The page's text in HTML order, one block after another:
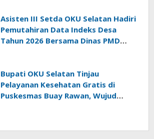
Asisten III Setda OKU Selatan Hadiri
Pemutahiran Data Indeks Desa
Tahun 2026 Bersama Dinas PMD
Bupati OKU Selatan Tinjau
Pelayanan Kesehatan Gratis di
Puskesmas Buay Rawan, Wujud